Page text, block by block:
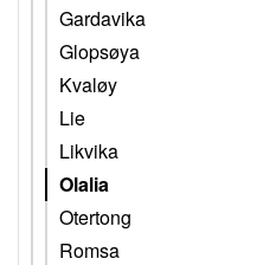
Gardavika
Glopsøya
Kvaløy
Lie
Likvika
Olalia
Otertong
Romsa